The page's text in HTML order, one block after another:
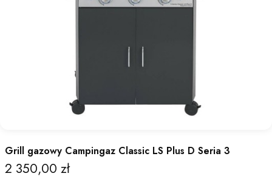
Grill gazowy Campingaz Classic LS Plus D Seria 3
Cena
2 350,00 zł